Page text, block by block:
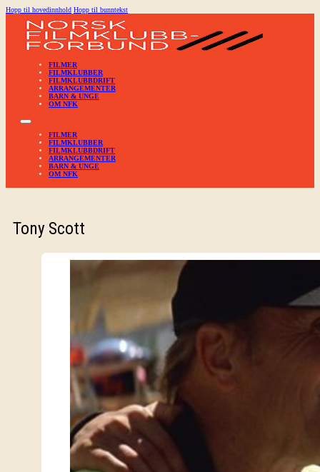
Hopp til hovedinnhold Hopp til bunntekst
FILMER
FILMKLUBBER
FILMKLUBBDRIFT
ARRANGEMENTER
BARN & UNGE
OM NFK
FILMER
FILMKLUBBER
FILMKLUBBDRIFT
ARRANGEMENTER
BARN & UNGE
OM NFK
Tony Scott